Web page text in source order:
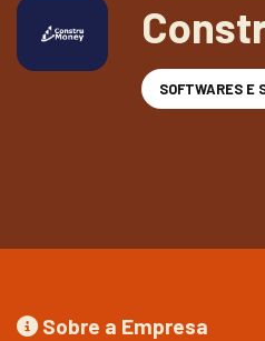
SOFTWARES E
Sobre a Empresa